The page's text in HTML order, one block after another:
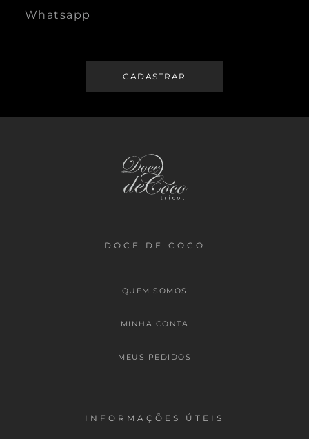
DOCE DE COCO
QUEM SOMOS
MINHA CONTA
MEUS PEDIDOS
INFORMAÇÕES ÚTEIS